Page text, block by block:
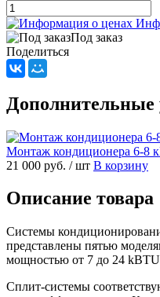
Под заказ
Поделиться
Дополнительные
Монтаж кондиционера 6-8
21 000 руб. / шт В корзину
Описание товара
Системы
представлены пятью
мощностью от 7 до 24
Сплит-системы